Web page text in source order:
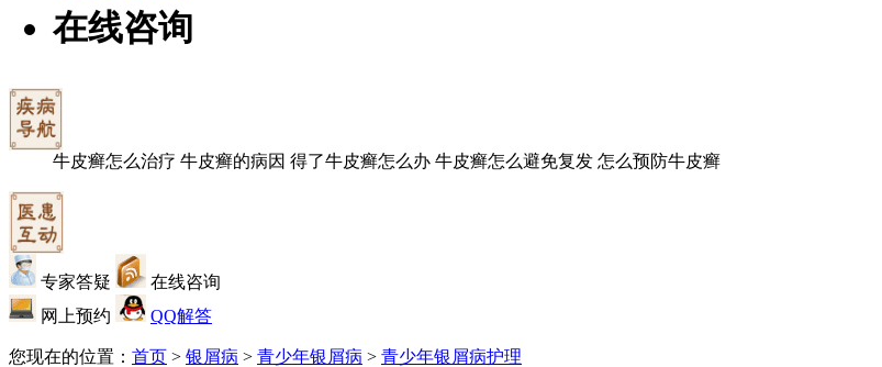
在线咨询
牛皮癣怎么治疗 牛皮癣的病因 得了牛皮癣怎么办 牛皮癣怎么避免复发 怎么预防牛皮癣
专家答疑
在线咨询
网上预约
QQ解答
您现在的位置： 首页 > 银屑病 > 青少年银屑病 > 青少年银屑病护理